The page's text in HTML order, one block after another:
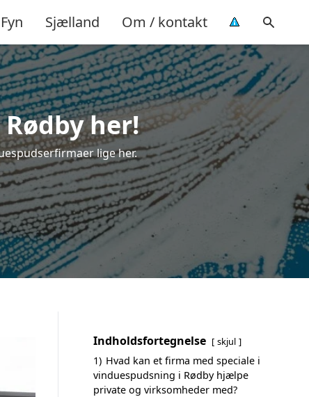
Fyn Sjælland Om / kontakt
her!
lige her.
Indholdsfortegnelse skjul
1) Hvad kan et firma med speciale i
vinduespudsning i Rødby hjælpe
private og virksomheder med?